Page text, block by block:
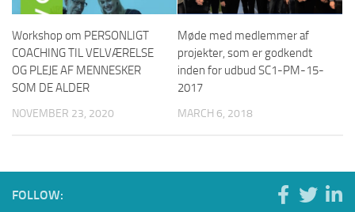
Workshop om PERSONLIGT
COACHING TIL VELVÆRELSE
OG PLEJE AF MENNESKER
SOM DE ALDER
NOVEMBER 23, 2020
Møde med medlemmer af
projekter, som er godkendt
inden for udbud SC1-PM-15-
2017
MARCH 6, 2018
FOLLOW: